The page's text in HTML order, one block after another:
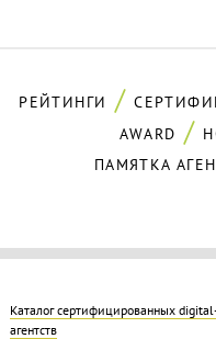
РЕЙТИНГИ
AWARD
ПАМЯТКА
Каталог сертифицированных
агентств